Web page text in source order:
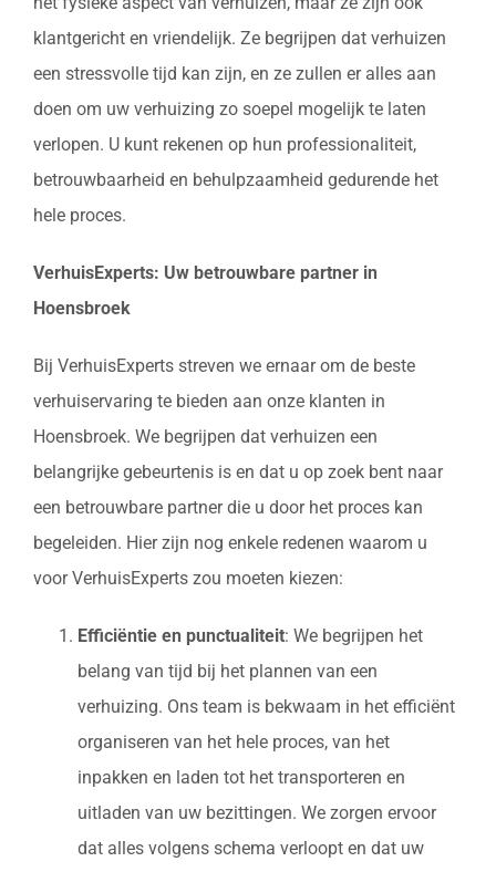
klantgericht en vriendelijk. Ze begrijpen dat verhuizen
een stressvolle tijd kan zijn, en ze zullen er alles aan
doen om uw verhuizing zo soepel mogelijk te laten
verlopen. U kunt rekenen op hun professionaliteit,
betrouwbaarheid en behulpzaamheid gedurende het
hele proces.
VerhuisExperts: Uw betrouwbare partner in
Hoensbroek
Bij VerhuisExperts streven we ernaar om de beste
verhuiservaring te bieden aan onze klanten in
Hoensbroek. We begrijpen dat verhuizen een
belangrijke gebeurtenis is en dat u op zoek bent naar
een betrouwbare partner die u door het proces kan
begeleiden. Hier zijn nog enkele redenen waarom u
voor VerhuisExperts zou moeten kiezen:
Efficiëntie en punctualiteit: We begrijpen het
belang van tijd bij het plannen van een
verhuizing. Ons team is bekwaam in het efficiënt
organiseren van het hele proces, van het
inpakken en laden tot het transporteren en
uitladen van uw bezittingen. We zorgen ervoor
dat alles volgens schema verloopt en dat uw